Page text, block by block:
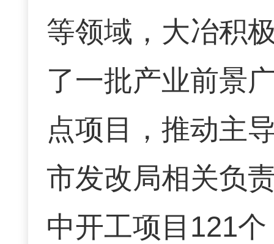
等领域，大冶积
了一批产业前景
点项目，推动主
市发改局相关负
中开工项目121